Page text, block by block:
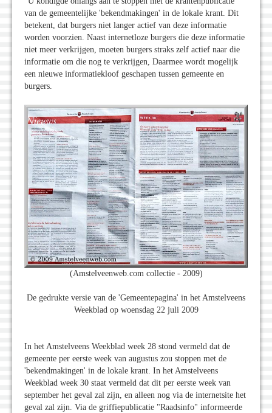
van de gemeentelijke 'bekendmakingen' in de lokale krant. Dit
betekent, dat burgers niet langer actief van deze informatie
worden voorzien. Naast internetloze burgers die deze informatie
niet meer verkrijgen, moeten burgers straks zelf actief naar die
informatie om die nog te verkrijgen, Daarmee wordt mogelijk
een nieuwe informatiekloof geschapen tussen gemeente en
burgers.
(Amstelveenweb.com collectie - 2009)
De gedrukte versie van de 'Gemeentepagina' in het Amstelveens
Weekblad op woensdag 22 juli 2009
In het Amstelveens Weekblad week 28 stond vermeld dat de
gemeente per eerste week van augustus zou stoppen met de
'bekendmakingen' in de lokale krant. In het Amstelveens
Weekblad week 30 staat vermeld dat dit per eerste week van
september het geval zal zijn, en alleen nog via de internetsite het
geval zal zijn. Via de griffiepublicatie "Raadsinfo" informeerde